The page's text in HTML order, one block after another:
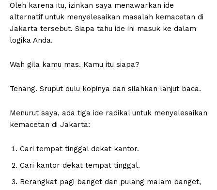
Oleh karena itu, izinkan saya menawarkan ide
alternatif untuk menyelesaikan masalah kemacetan di
Jakarta tersebut. Siapa tahu ide ini masuk ke dalam
logika Anda.
Wah gila kamu mas. Kamu itu siapa?
Tenang. Sruput dulu kopinya dan silahkan lanjut baca.
Menurut saya, ada tiga ide radikal untuk menyelesaikan
kemacetan di Jakarta:
Cari tempat tinggal dekat kantor.
Cari kantor dekat tempat tinggal.
Berangkat pagi banget dan pulang malam banget,